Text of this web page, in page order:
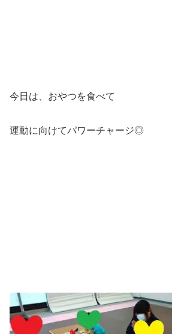
今日は、おやつを食べて
運動に向けてパワーチャージ◎